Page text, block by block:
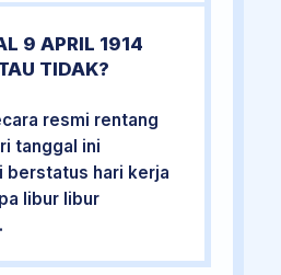
9 APRIL 1914
TIDAK?
resmi rentang
tanggal ini
berstatus hari kerja
libur libur